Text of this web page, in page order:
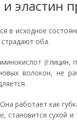
эластин
исходное
оба.
(глицин,
волокон, не
работает как
становится сухой